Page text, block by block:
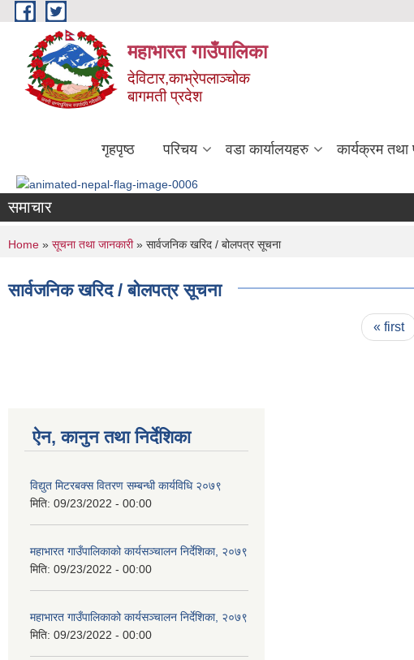
Skip to main content
महाभारत गाउँपालिका
देविटार,काभ्रेपलाञ्चोक
बागमती प्रदेश
गृहपृष्ठ परिचय वडा कार्यालयहरु कार्यक्रम तथा
समाचार
You are here
Home » सूचना तथा जानकारी» सार्वजनिक खरिद / बोलपत्र सूचना
सार्वजनिक खरिद / बोलपत्र सूचना
« first
ऐन, कानुन तथा निर्देशिका
विद्युत मिटरबक्स वितरण सम्बन्धी कार्यविधि २०७९
मिति: 09/23/2022 - 00:00
महाभारत गाउँपालिकाको कार्यसञ्‍चालन निर्देशिका, २०७९
मिति: 09/23/2022 - 00:00
महाभारत गाउँपालिकाको कार्यसञ्‍चालन निर्देशिका, २०७९
मिति: 09/23/2022 - 00:00